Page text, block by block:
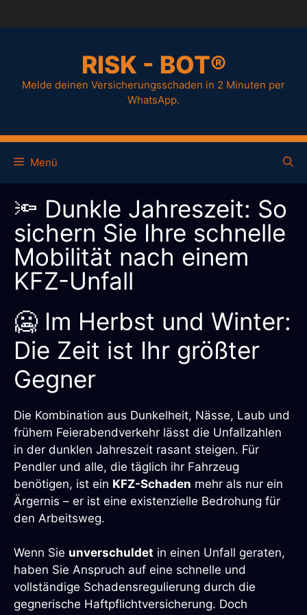
RISK - BOT®
Melde deinen Versicherungsschaden in 2 Minuten per
WhatsApp.
Menü
🔦 Dunkle Jahreszeit: So
sichern Sie Ihre schnelle
Mobilität nach einem
KFZ-Unfall
🥶 Im Herbst und Winter:
Die Zeit ist Ihr größter
Gegner
Die Kombination aus Dunkelheit, Nässe, Laub und
frühem Feierabendverkehr lässt die Unfallzahlen
in der dunklen Jahreszeit rasant steigen. Für
Pendler und alle, die täglich ihr Fahrzeug
benötigen, ist ein KFZ-Schaden mehr als nur ein
Ärgernis – er ist eine existenzielle Bedrohung für
den Arbeitsweg.
Wenn Sie unverschuldet in einen Unfall geraten,
haben Sie Anspruch auf eine schnelle und
vollständige Schadensregulierung durch die
gegnerische Haftpflichtversicherung. Doch